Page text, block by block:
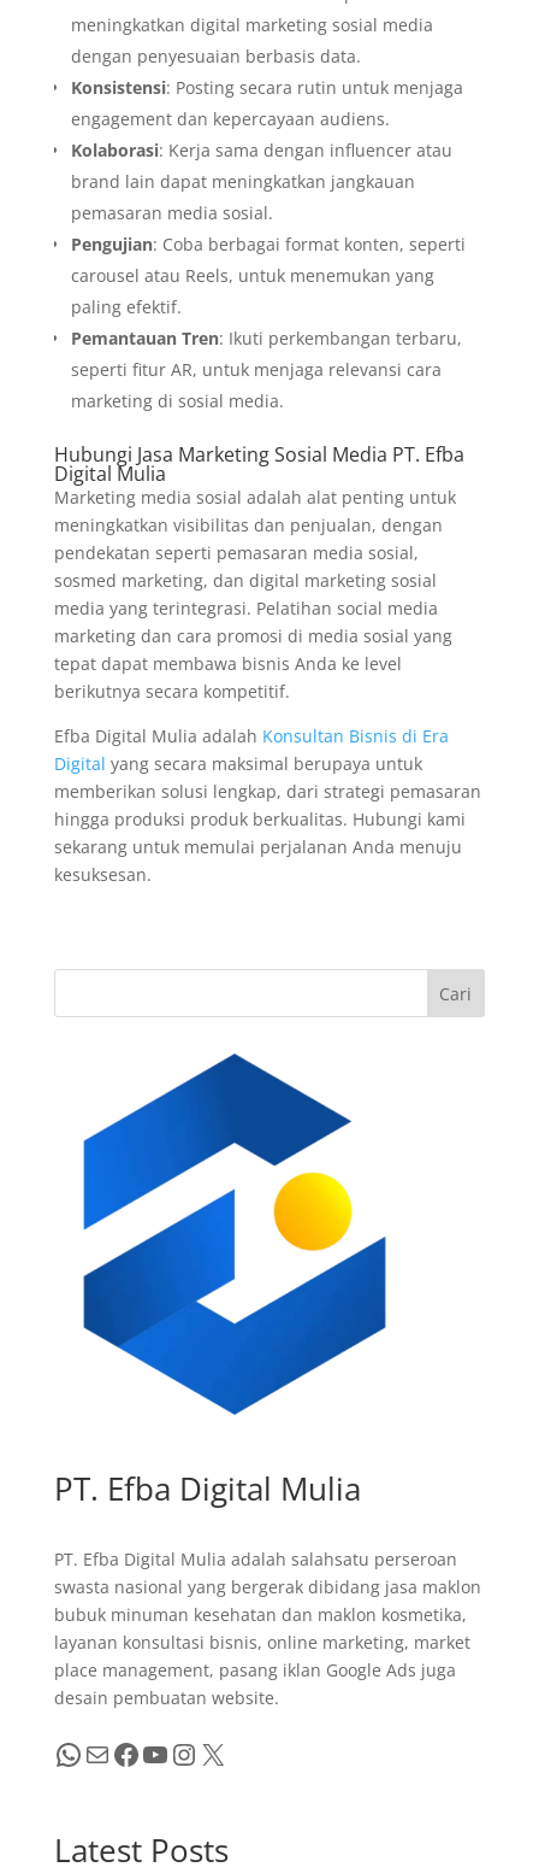
meningkatkan digital marketing sosial media
dengan penyesuaian berbasis data.
Konsistensi: Posting secara rutin untuk menjaga
engagement dan kepercayaan audiens.
Kolaborasi: Kerja sama dengan influencer atau
brand lain dapat meningkatkan jangkauan
pemasaran media sosial.
Pengujian: Coba berbagai format konten, seperti
carousel atau Reels, untuk menemukan yang
paling efektif.
Pemantauan Tren: Ikuti perkembangan terbaru,
seperti fitur AR, untuk menjaga relevansi cara
marketing di sosial media.
Hubungi Jasa Marketing Sosial Media PT. Efba
Digital Mulia
Marketing media sosial adalah alat penting untuk
meningkatkan visibilitas dan penjualan, dengan
pendekatan seperti pemasaran media sosial,
sosmed marketing, dan digital marketing sosial
media yang terintegrasi. Pelatihan social media
marketing dan cara promosi di media sosial yang
tepat dapat membawa bisnis Anda ke level
berikutnya secara kompetitif.
Efba Digital Mulia adalah Konsultan Bisnis di Era
Digital yang secara maksimal berupaya untuk
memberikan solusi lengkap, dari strategi pemasaran
hingga produksi produk berkualitas. Hubungi kami
sekarang untuk memulai perjalanan Anda menuju
kesuksesan.
Cari
PT. Efba Digital Mulia
PT. Efba Digital Mulia adalah salahsatu perseroan
swasta nasional yang bergerak dibidang jasa maklon
bubuk minuman kesehatan dan maklon kosmetika,
layanan konsultasi bisnis, online marketing, market
place management, pasang iklan Google Ads juga
desain pembuatan website.
WhatsApp Mail Facebook YouTube InstagramX
Latest Posts